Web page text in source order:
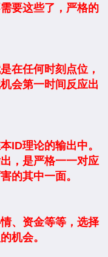
要这些了，严格的
在任何时刻点位，
会第一时间反应出
ID理论的输出中。
，是严格一一对应
的其中一面。
、资金等等，选择
机会。